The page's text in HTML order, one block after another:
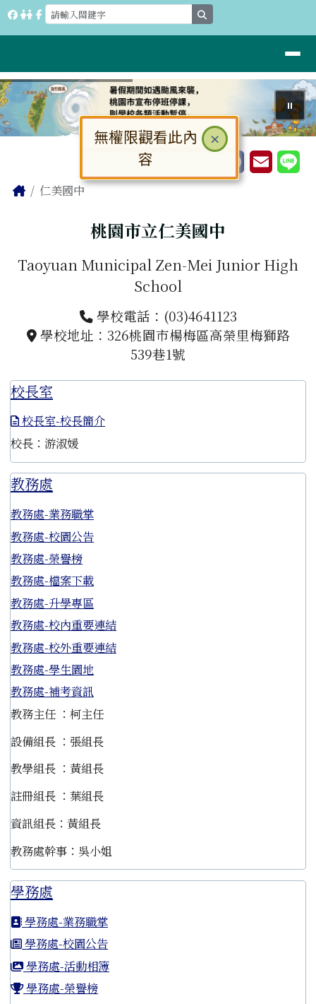
跳至主內容區
桃園市立仁美國中
⏸
主內容區域
Home
仁美國中
桃園市立仁美國中
Taoyuan Municipal Zen-Mei Junior High
School
學校電話：(03)4641123
學校地址：326桃園市楊梅區高榮里梅獅路
539巷1號
校長室
校長室-校長簡介
校長：游淑媛
教務處
教務處-業務職掌
教務處-校園公告
教務處-榮譽榜
教務處-檔案下載
教務處-升學專區
教務處-校內重要連結
教務處-校外重要連結
教務處-學生園地
教務處-補考資訊
教務主任 ：柯主任
設備組長 ：張組長
教學組長 ：黃組長
註冊組長 ：葉組長
資訊組長：黃組長
教務處幹事：吳小姐
學務處
學務處-業務職掌
學務處-校園公告
學務處-活動相簿
學務處-榮譽榜
頁尾區域
× 關閉
無權限觀看此內
容